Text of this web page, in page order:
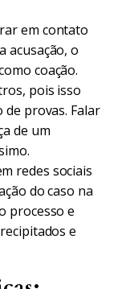
em contato
acusação, o
coação.
pois isso
provas. Falar
de um
redes sociais
do caso na
processo e
e